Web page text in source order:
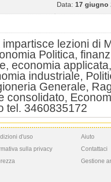
Data: 17 giugno
lezioni di
Politica,
economia
industriale,
Generale,
consolidato,
tel. 3460835172
d'uso
sulla privacy
Aiuto
Contattaci
Gestione